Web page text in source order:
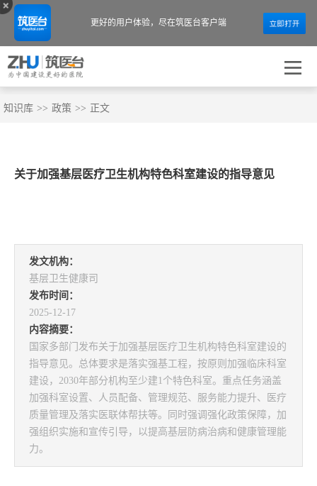
知识库 >> 政策 >> 正文
关于加强基层医疗卫生机构特色科室建设的指导意见
发文机构：
基层卫生健康司
发布时间：
2025-12-17
内容摘要：
国家多部门发布关于加强基层医疗卫生机构特色科室建设的
指导意见。总体要求是落实强基工程，按原则加强临床科室
建设，2030年部分机构至少建1个特色科室。重点任务涵盖
加强科室设置、人员配备、管理规范、服务能力提升、医疗
质量管理及落实医联体帮扶等。同时强调强化政策保障，加
强组织实施和宣传引导，以提高基层防病治病和健康管理能
力。
更好的用户体验， 尽在筑医台客户端